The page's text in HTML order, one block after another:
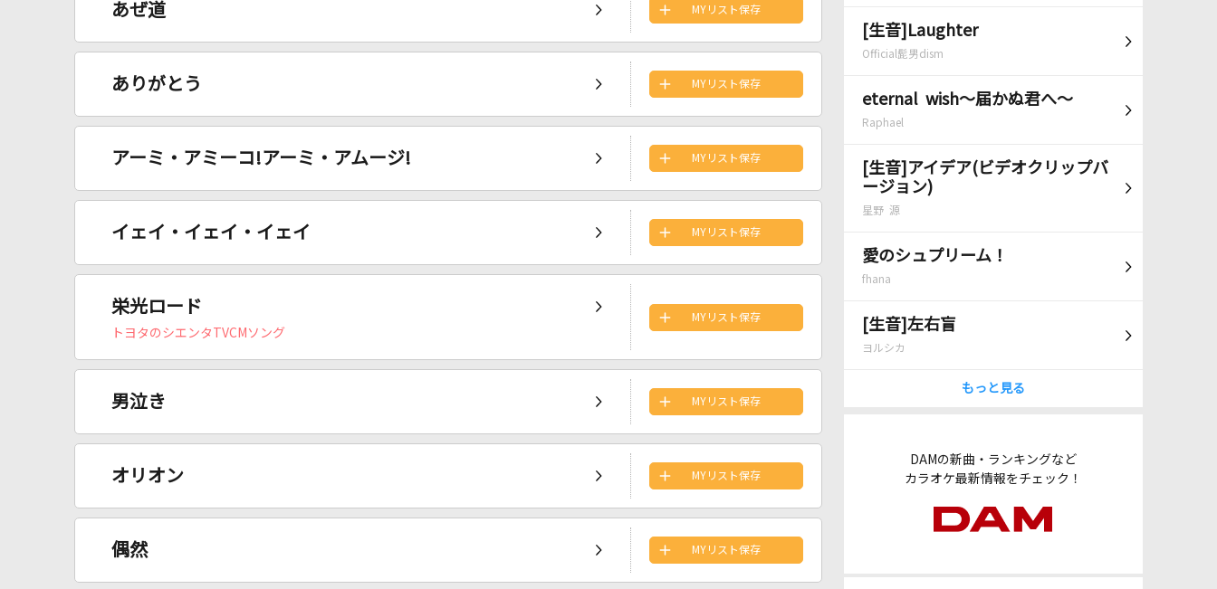
[生音]Laughter
Official髭男dism
eternal wish～届かぬ君へ～
Raphael
[生音]アイデア(ビデオクリップバ
ージョン)
星野 源
愛のシュプリーム！
fhana
[生音]左右盲
ヨルシカ
もっと見る
DAMの新曲・ランキングなど
カラオケ最新情報をチェック！
あぜ道 MYリスト保存
ありがとう MYリスト保存
アーミ・アミーコ!アーミ・アムージ! MYリスト保存
イェイ・イェイ・イェイ MYリスト保存
栄光ロード
トヨタのシエンタTVCMソング
MYリスト保存
男泣き MYリスト保存
オリオン MYリスト保存
偶然 MYリスト保存